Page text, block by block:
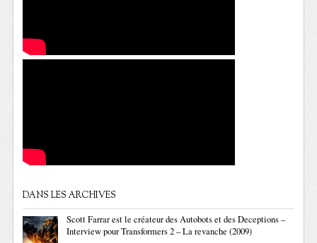
DANS LES ARCHIVES
Scott Farrar est le créateur des Autobots et des Deceptions –
Interview pour Transformers 2 – La revanche (2009)